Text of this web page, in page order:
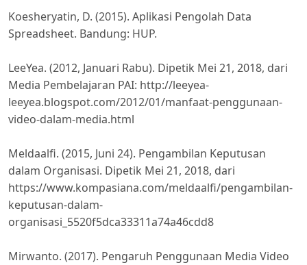
Koesheryatin, D. (2015). Aplikasi Pengolah Data
Spreadsheet. Bandung: HUP.
LeeYea. (2012, Januari Rabu). Dipetik Mei 21, 2018, dari
Media Pembelajaran PAI: http://leeyea-
leeyea.blogspot.com/2012/01/manfaat-penggunaan-
video-dalam-media.html
Meldaalfi. (2015, Juni 24). Pengambilan Keputusan
dalam Organisasi. Dipetik Mei 21, 2018, dari
https://www.kompasiana.com/meldaalfi/pengambilan-
keputusan-dalam-
organisasi_5520f5dca33311a74a46cdd8
Mirwanto. (2017). Pengaruh Penggunaan Media Video